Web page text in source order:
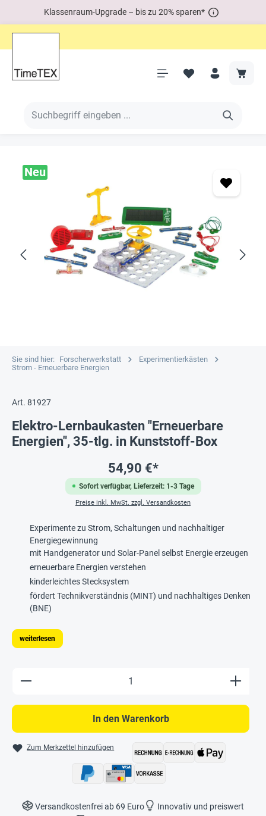
Klassenraum-Upgrade – bis zu 20% sparen*
Neu
Sie sind hier: Forscherwerkstatt
Experimentierkästen
Strom - Erneuerbare Energien
Art. 81927
Elektro-Lernbaukasten "Erneuerbare
Energien", 35-tlg. in Kunststoff-Box
Sofort verfügbar, Lieferzeit: 1-3 Tage
54,90 €*
Preise inkl. MwSt. zzgl. Versandkosten
Experimente zu Strom, Schaltungen und nachhaltiger
Energiegewinnung
mit Handgenerator und Solar-Panel selbst Energie erzeugen
erneuerbare Energien verstehen
kinderleichtes Stecksystem
fördert Technikverständnis (MINT) und nachhaltiges Denken
(BNE)
weiterlesen
Produkt Anzahl: Gib den gewünschten
In den Warenkorb
Zum Merkzettel hinzufügen
Versandkostenfrei ab 69 Euro
Innovativ und preiswert